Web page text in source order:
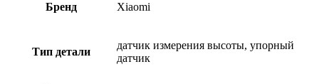
Бренд Xiaomi
Тип детали
датчик измерения высоты, упорный
датчик